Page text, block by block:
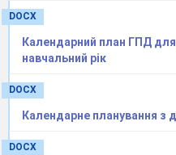
DOCX
Календарний план ГПД для
навчальний рік
DOCX
Календарне планування з
DOCX